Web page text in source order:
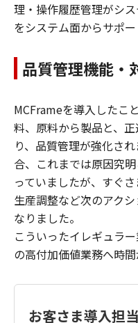
理・操作履歴管理がシ
をシステム面からサポ
品質管理機能・
MCFrameを導入したこ
料、原料から製品と、
り、品質管理が強化さ
合、これまでは原因究
っていましたが、すぐ
生産調整など次のアク
なりました。
こういったイレギュラ
の高付加価値業務へ時間
お客さま導入担